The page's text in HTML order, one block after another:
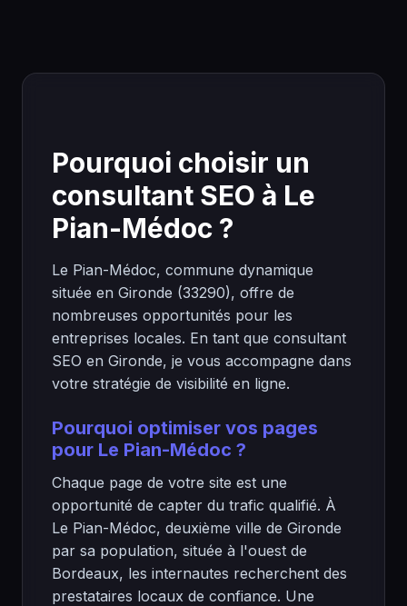
Pourquoi choisir un
consultant SEO à Le
Pian-Médoc ?
Le Pian-Médoc, commune dynamique
située en Gironde (33290), offre de
nombreuses opportunités pour les
entreprises locales. En tant que consultant
SEO en Gironde, je vous accompagne dans
votre stratégie de visibilité en ligne.
Pourquoi optimiser vos pages
pour Le Pian-Médoc ?
Chaque page de votre site est une
opportunité de capter du trafic qualifié. À
Le Pian-Médoc, deuxième ville de Gironde
par sa population, située à l'ouest de
Bordeaux, les internautes recherchent des
prestataires locaux de confiance. Une